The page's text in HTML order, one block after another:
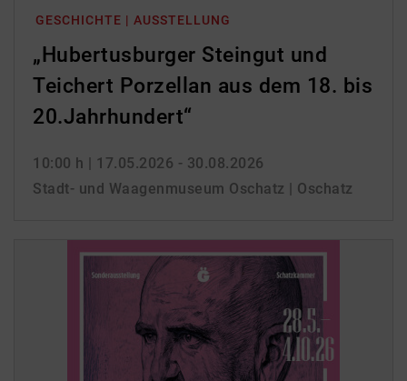
GESCHICHTE | AUSSTELLUNG
„Hubertusburger Steingut und
Teichert Porzellan aus dem 18. bis
20.Jahrhundert“
10:00 h | 17.05.2026 - 30.08.2026
Stadt- und Waagenmuseum Oschatz | Oschatz